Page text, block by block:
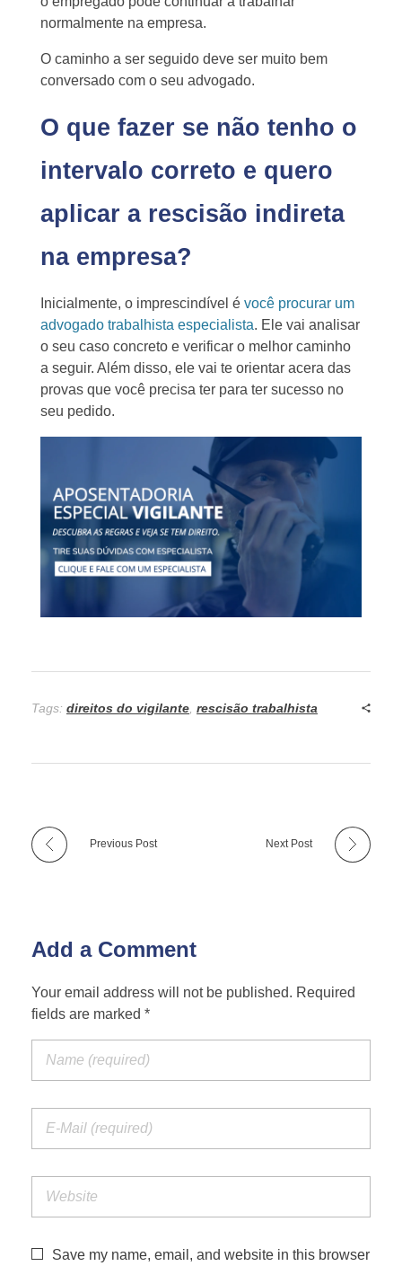
normalmente na empresa.
O caminho a ser seguido deve ser muito bem
conversado com o seu advogado.
O que fazer se não tenho o
intervalo correto e quero
aplicar a rescisão indireta
na empresa?
Inicialmente, o imprescindível é você procurar um
advogado trabalhista especialista. Ele vai analisar
o seu caso concreto e verificar o melhor caminho
a seguir. Além disso, ele vai te orientar acera das
provas que você precisa ter para ter sucesso no
seu pedido.
Tags: direitos do vigilante, rescisão trabalhista
Previous Post Next Post
Add a Comment
Your email address will not be published. Required
fields are marked *
Save my name, email, and website in this browser